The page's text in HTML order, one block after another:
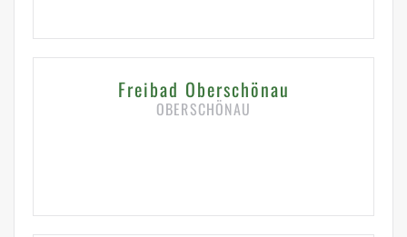
Freibad Oberschönau
OBERSCHÖNAU